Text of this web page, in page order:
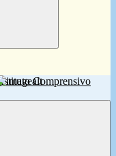
Istituto Comprensivo